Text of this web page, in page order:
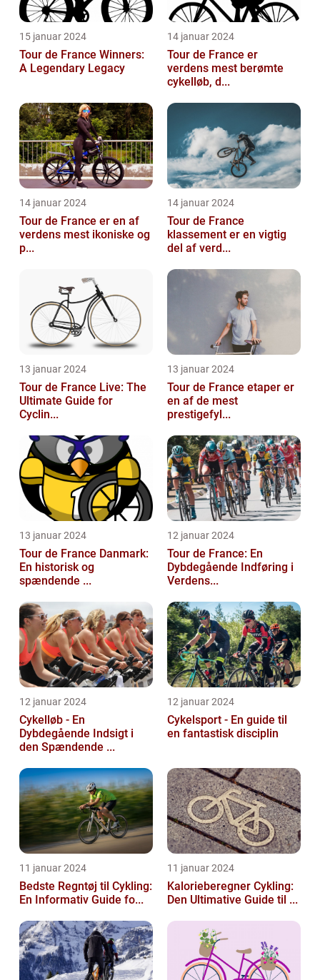
15 januar 2024
Tour de France Winners:
A Legendary Legacy
14 januar 2024
Tour de France er
verdens mest berømte
cykelløb, d...
14 januar 2024
Tour de France er en af
verdens mest ikoniske og
p...
14 januar 2024
Tour de France
klassement er en vigtig
del af verd...
13 januar 2024
Tour de France Live: The
Ultimate Guide for
Cyclin...
13 januar 2024
Tour de France etaper er
en af de mest
prestigefyl...
13 januar 2024
Tour de France Danmark:
En historisk og
spændende ...
12 januar 2024
Tour de France: En
Dybdegående Indføring i
Verdens...
12 januar 2024
Cykelløb - En
Dybdegående Indsigt i
den Spændende ...
12 januar 2024
Cykelsport - En guide til
en fantastisk disciplin
11 januar 2024
Bedste Regntøj til Cykling:
En Informativ Guide fo...
11 januar 2024
Kalorieberegner Cykling:
Den Ultimative Guide til ...